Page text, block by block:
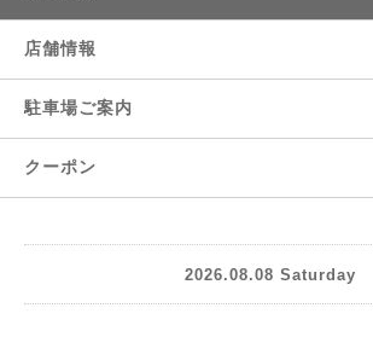
店舗情報
駐車場ご案内
クーポン
2026.08.08 Saturday